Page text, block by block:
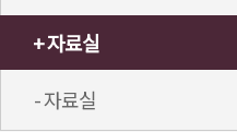
+ 자료실
- 자료실